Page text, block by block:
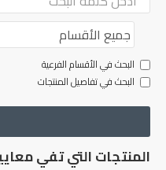
البحث في الأقسام الفرعية
البحث في تفاصيل المنتجات
المنتجات التي تفي